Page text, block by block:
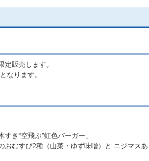
定販売します。
なります。
き“空飛ぶ”虹色バーガー」
おむすび2種（山菜・ゆず味噌）と ニジマスあ